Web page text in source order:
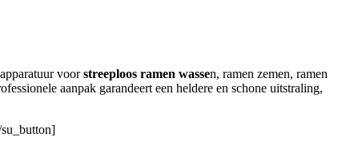
voorstreeploos ramen wassen, ramen zemen, ramen
aanpak garandeert een heldere en schone uitstraling,